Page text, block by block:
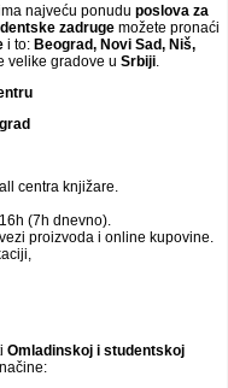
najveću ponudu poslova za
zadruge možete pronaći
i to: Beograd, Novi Sad, Niš,
velike gradove u Srbiji.
centra knjižare.
(7h dnevno).
proizvoda i online kupovine.
Omladinskoj i studentskoj